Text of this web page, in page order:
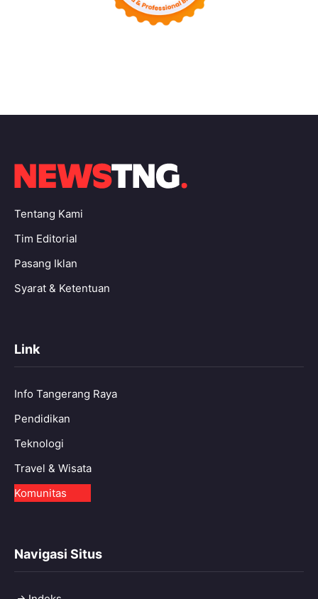
Tentang Kami
Tim Editorial
Pasang Iklan
Syarat & Ketentuan
Link
Info Tangerang Raya
Pendidikan
Teknologi
Travel & Wisata
Komunitas
Navigasi Situs